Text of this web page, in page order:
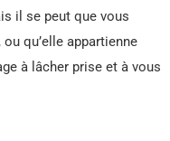
il se peut que vous
qu’elle appartienne
à lâcher prise et à vous